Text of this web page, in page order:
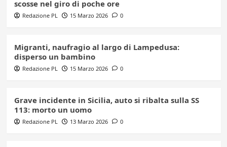
scosse nel giro di poche ore
Redazione PL 15 Marzo 2026 0
Migranti, naufragio al largo di Lampedusa:
disperso un bambino
Redazione PL 15 Marzo 2026 0
Grave incidente in Sicilia, auto si ribalta sulla SS
113: morto un uomo
Redazione PL 13 Marzo 2026 0